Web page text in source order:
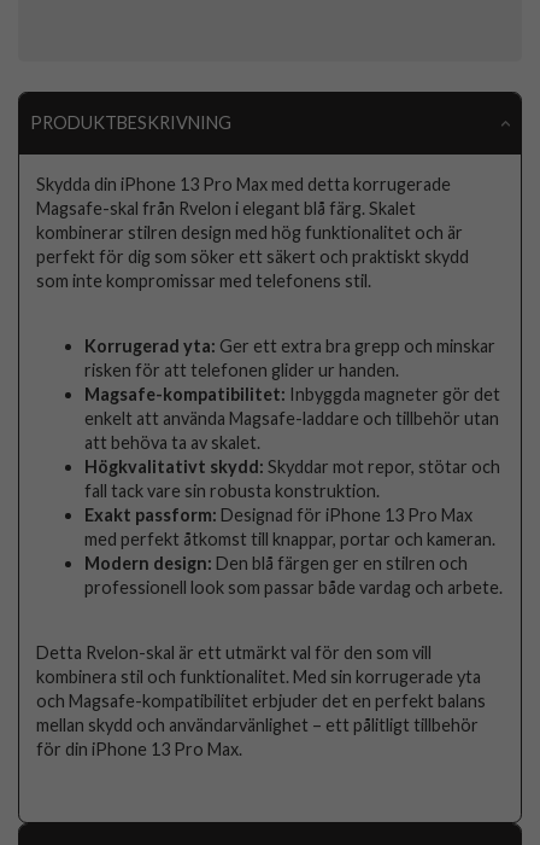
PRODUKTBESKRIVNING
Skydda din iPhone 13 Pro Max med detta korrugerade
Magsafe-skal från Rvelon i elegant blå färg. Skalet
kombinerar stilren design med hög funktionalitet och är
perfekt för dig som söker ett säkert och praktiskt skydd
som inte kompromissar med telefonens stil.
Korrugerad yta: Ger ett extra bra grepp och minskar
risken för att telefonen glider ur handen.
Magsafe-kompatibilitet: Inbyggda magneter gör det
enkelt att använda Magsafe-laddare och tillbehör utan
att behöva ta av skalet.
Högkvalitativt skydd: Skyddar mot repor, stötar och
fall tack vare sin robusta konstruktion.
Exakt passform: Designad för iPhone 13 Pro Max
med perfekt åtkomst till knappar, portar och kameran.
Modern design: Den blå färgen ger en stilren och
professionell look som passar både vardag och arbete.
Detta Rvelon-skal är ett utmärkt val för den som vill
kombinera stil och funktionalitet. Med sin korrugerade yta
och Magsafe-kompatibilitet erbjuder det en perfekt balans
mellan skydd och användarvänlighet – ett pålitligt tillbehör
för din iPhone 13 Pro Max.